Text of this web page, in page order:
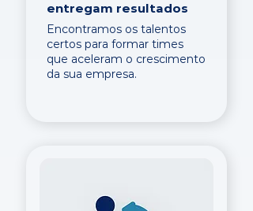
entregam resultados
Encontramos os talentos
certos para formar times
que aceleram o crescimento
da sua empresa.